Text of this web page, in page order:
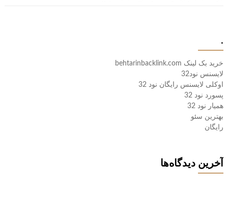
.
خرید بک لینک behtarinbacklink.com
لایسنس نود32
اوکلی لایسنس رایگان نود 32
پسورد نود 32
همیار نود 32
بهترین سئو
رایگان
آخرین دیدگاه‌ها